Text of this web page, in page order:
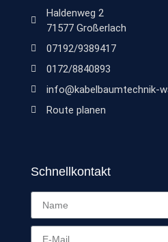
Haldenweg 2
71577 Großerlach
07192/9389417
0172/8840893
info@kabelbaumtechnik-
Route planen
Schnellkontakt